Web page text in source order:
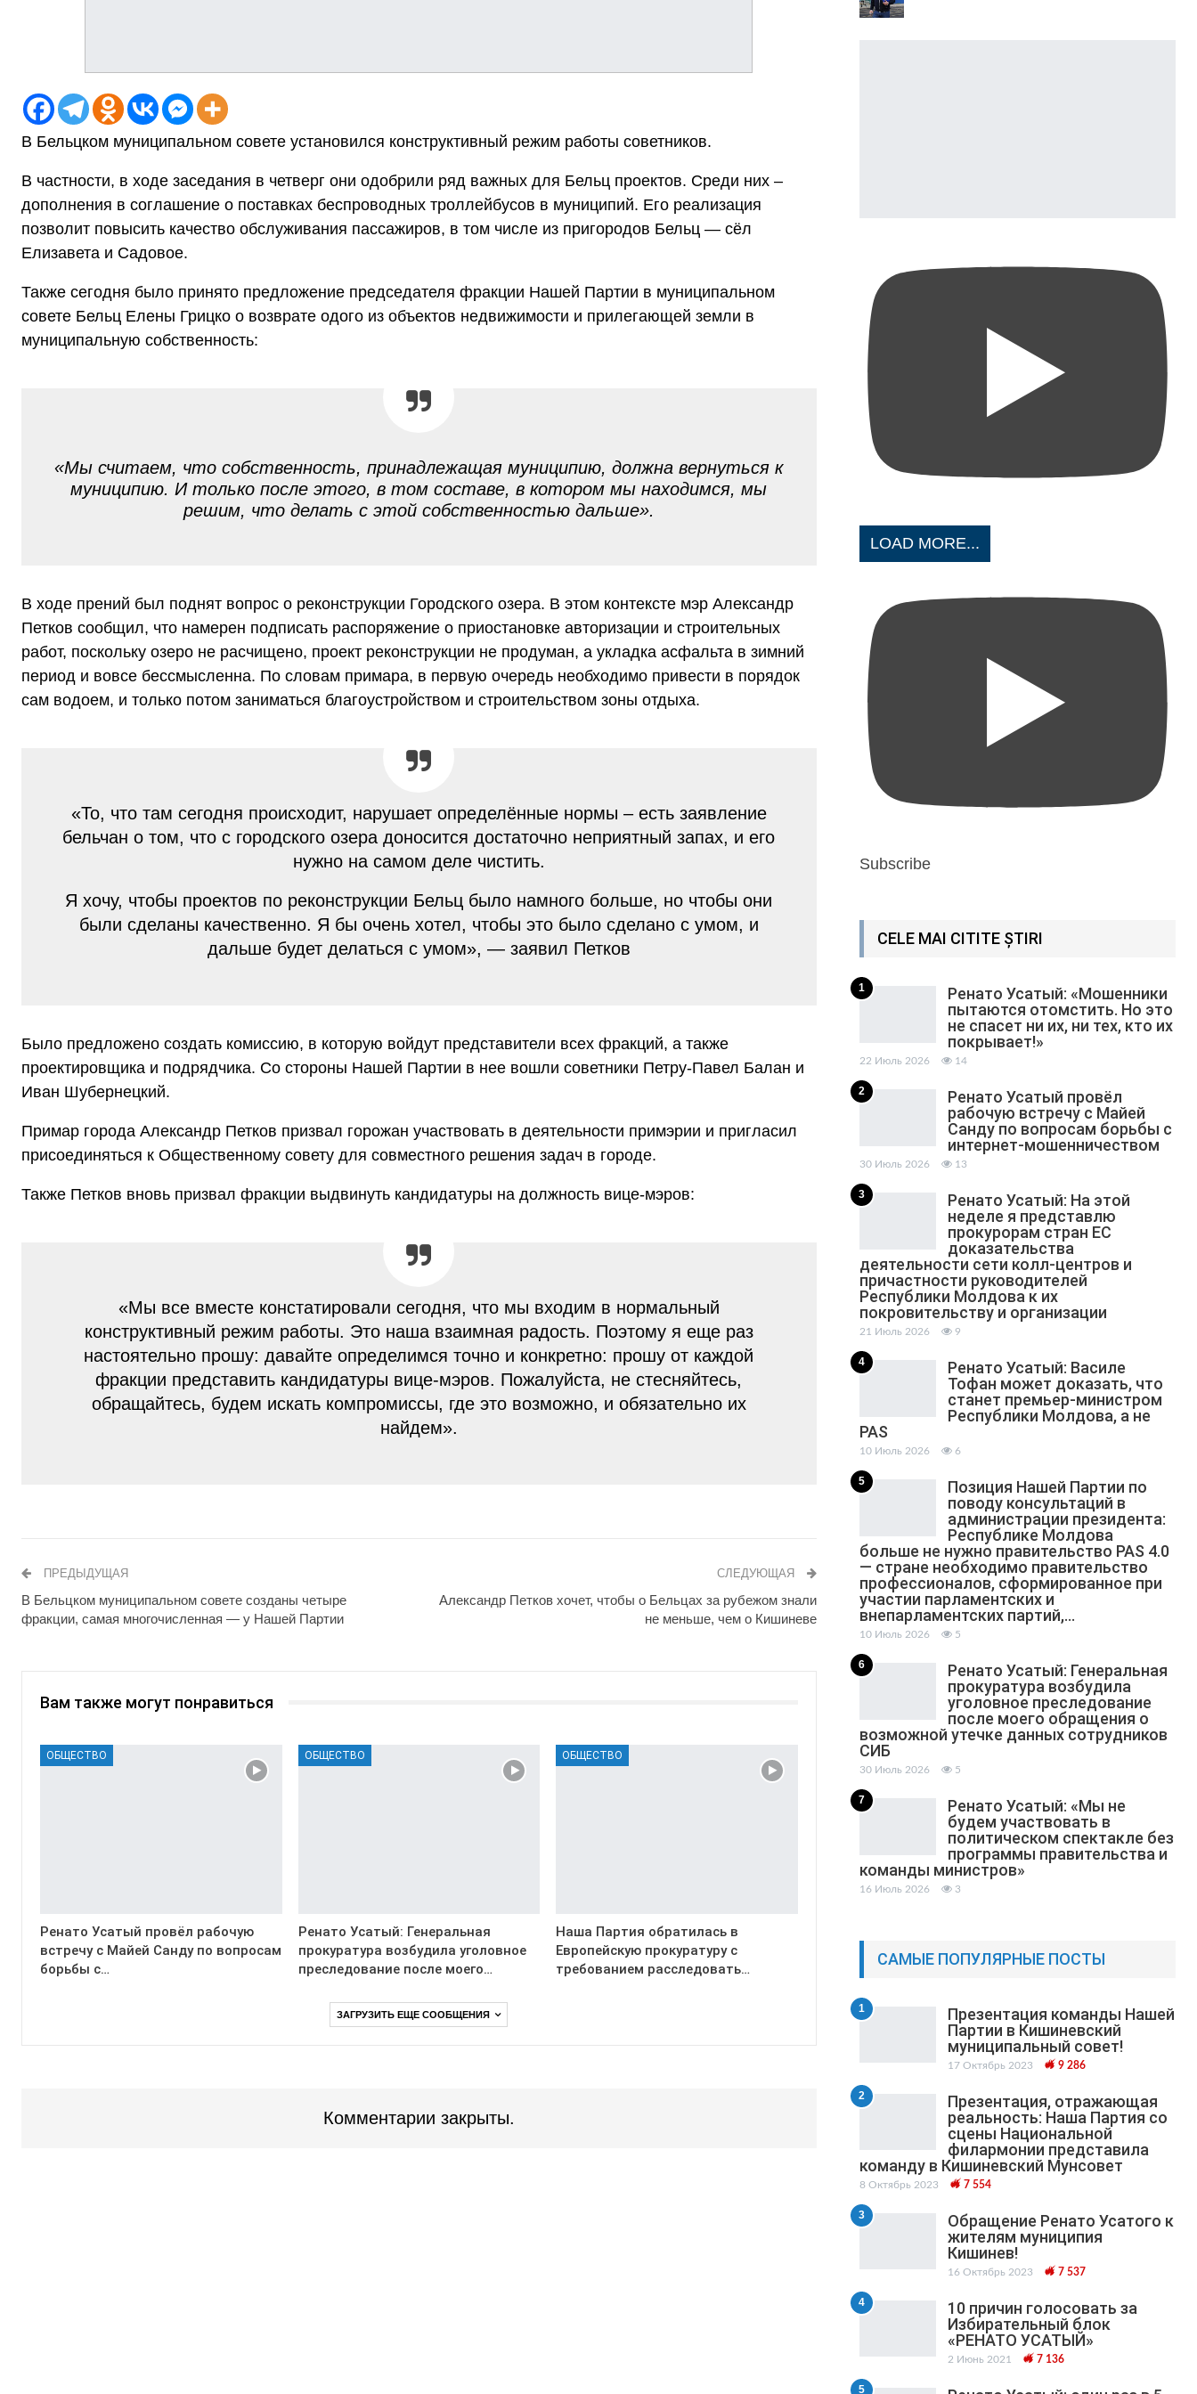
В Бельцком муниципальном совете установился конструктивный режим работы советников.
В частности, в ходе заседания в четверг они одобрили ряд важных для Бельц проектов. Среди них –
дополнения в соглашение о поставках беспроводных троллейбусов в муниципий. Его реализация
позволит повысить качество обслуживания пассажиров, в том числе из пригородов Бельц — сёл
Елизавета и Садовое.
Также сегодня было принято предложение председателя фракции Нашей Партии в муниципальном
совете Бельц Елены Грицко о возврате одого из объектов недвижимости и прилегающей земли в
муниципальную собственность:
«Мы считаем, что собственность, принадлежащая муниципию, должна вернуться к
муниципию. И только после этого, в том составе, в котором мы находимся, мы
решим, что делать с этой собственностью дальше».
В ходе прений был поднят вопрос о реконструкции Городского озера. В этом контексте мэр Александр
Петков сообщил, что намерен подписать распоряжение о приостановке авторизации и строительных
работ, поскольку озеро не расчищено, проект реконструкции не продуман, а укладка асфальта в зимний
период и вовсе бессмысленна. По словам примара, в первую очередь необходимо привести в порядок
сам водоем, и только потом заниматься благоустройством и строительством зоны отдыха.
«То, что там сегодня происходит, нарушает определённые нормы – есть заявление
бельчан о том, что с городского озера доносится достаточно неприятный запах, и его
нужно на самом деле чистить.
Я хочу, чтобы проектов по реконструкции Бельц было намного больше, но чтобы они
были сделаны качественно. Я бы очень хотел, чтобы это было сделано с умом, и
дальше будет делаться с умом», — заявил Петков
Было предложено создать комиссию, в которую войдут представители всех фракций, а также
проектировщика и подрядчика. Со стороны Нашей Партии в нее вошли советники Петру-Павел Балан и
Иван Шубернецкий.
Примар города Александр Петков призвал горожан участвовать в деятельности примэрии и пригласил
присоединяться к Общественному совету для совместного решения задач в городе.
Также Петков вновь призвал фракции выдвинуть кандидатуры на должность вице-мэров:
«Мы все вместе констатировали сегодня, что мы входим в нормальный
конструктивный режим работы. Это наша взаимная радость. Поэтому я еще раз
настоятельно прошу: давайте определимся точно и конкретно: прошу от каждой
фракции представить кандидатуры вице-мэров. Пожалуйста, не стесняйтесь,
обращайтесь, будем искать компромиссы, где это возможно, и обязательно их
найдем».
ПРЕДЫДУЩАЯ
В Бельцком муниципальном совете созданы четыре
фракции, самая многочисленная — у Нашей Партии
СЛЕДУЮЩАЯ
Александр Петков хочет, чтобы о Бельцах за рубежом знали
не меньше, чем о Кишиневе
Вам также могут понравиться
ОБЩЕСТВО
Ренато Усатый провёл рабочую
встречу с Майей Санду по вопросам
борьбы с…
ОБЩЕСТВО
Ренато Усатый: Генеральная
прокуратура возбудила уголовное
преследование после моего…
ОБЩЕСТВО
Наша Партия обратилась в
Европейскую прокуратуру с
требованием расследовать…
ЗАГРУЗИТЬ ЕЩЕ СООБЩЕНИЯ
Комментарии закрыты.
LOAD MORE...
Subscribe
CELE MAI CITITE ȘTIRI
1
Ренато Усатый: «Мошенники
пытаются отомстить. Но это
не спасет ни их, ни тех, кто их
покрывает!»
22 Июль 2026 14
2
Ренато Усатый провёл
рабочую встречу с Майей
Санду по вопросам борьбы с
интернет-мошенничеством
30 Июль 2026 13
3
Ренато Усатый: На этой
неделе я представлю
прокурорам стран ЕС
доказательства
деятельности сети колл-центров и
причастности руководителей
Республики Молдова к их
покровительству и организации
21 Июль 2026 9
4
Ренато Усатый: Василе
Тофан может доказать, что
станет премьер-министром
Республики Молдова, а не
PAS
10 Июль 2026 6
5
Позиция Нашей Партии по
поводу консультаций в
администрации президента:
Республике Молдова
больше не нужно правительство PAS 4.0
— стране необходимо правительство
профессионалов, сформированное при
участии парламентских и
внепарламентских партий,…
10 Июль 2026 5
6
Ренато Усатый: Генеральная
прокуратура возбудила
уголовное преследование
после моего обращения о
возможной утечке данных сотрудников
СИБ
30 Июль 2026 5
7
Ренато Усатый: «Мы не
будем участвовать в
политическом спектакле без
программы правительства и
команды министров»
16 Июль 2026 3
САМЫЕ ПОПУЛЯРНЫЕ ПОСТЫ
1
Презентация команды Нашей
Партии в Кишиневский
муниципальный cовет!
17 Октябрь 2023 9 286
2
Презентация, отражающая
реальность: Наша Партия со
сцены Национальной
филармонии представила
команду в Кишиневский Мунсовет
8 Октябрь 2023 7 554
3
Обращение Ренато Усатого к
жителям муниципия
Кишинев!
16 Октябрь 2023 7 537
4
10 причин голосовать за
Избирательный блок
«РЕНАТО УСАТЫЙ»
2 Июнь 2021 7 136
5